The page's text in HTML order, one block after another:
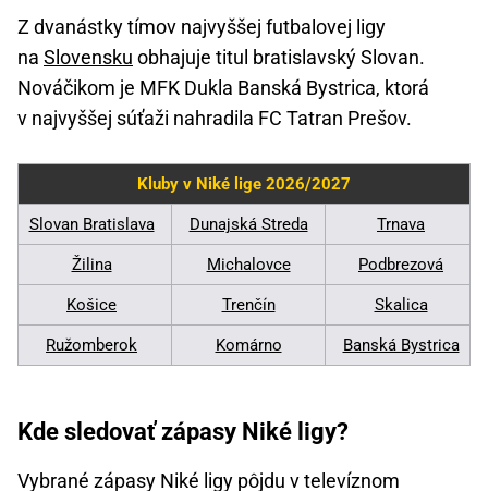
Z dvanástky tímov najvyššej futbalovej ligy
na Slovensku obhajuje titul bratislavský Slovan.
Nováčikom je MFK Dukla Banská Bystrica, ktorá
v najvyššej súťaži nahradila FC Tatran Prešov.
Kluby v Niké lige 2026/2027
Slovan Bratislava Dunajská Streda Trnava
Žilina Michalovce Podbrezová
Košice Trenčín Skalica
Ružomberok Komárno Banská Bystrica
Kde sledovať zápasy Niké ligy?
Vybrané zápasy Niké ligy pôjdu v televíznom